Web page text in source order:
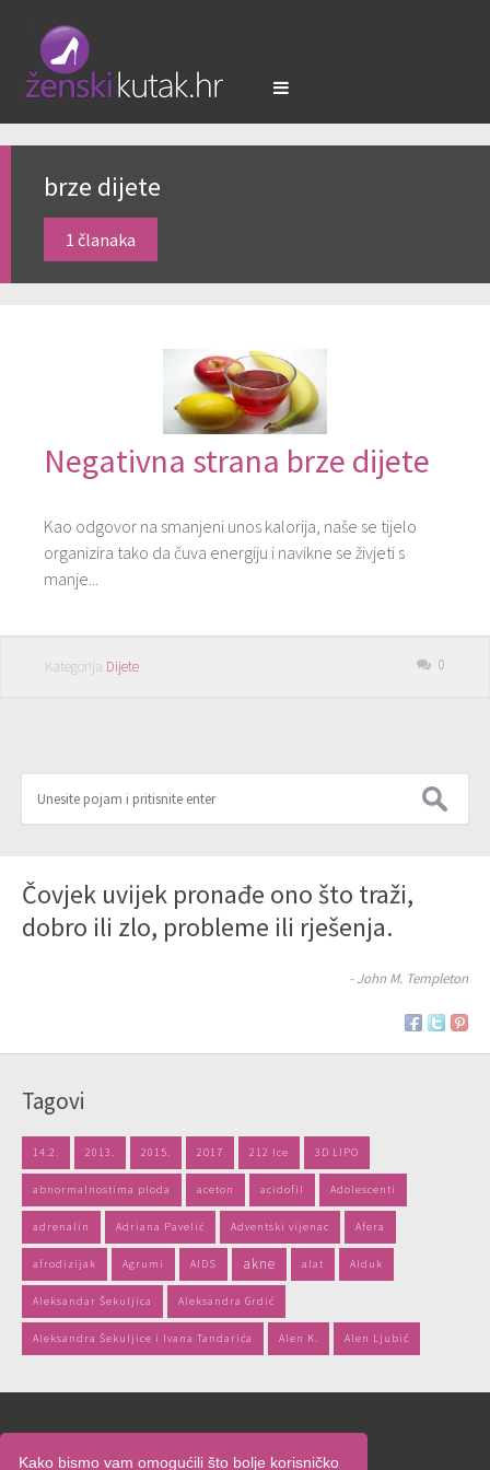
Kako bismo vam omogućili što bolje korisničko
brze dijete
1 članaka
Negativna strana brze dijete
Kao odgovor na smanjeni unos kalorija, naše se tijelo
organizira tako da čuva energiju i navikne se živjeti s
manje...
Kategorija Dijete 0
Čovjek uvijek pronađe ono što traži,
dobro ili zlo, probleme ili rješenja.
- John M. Templeton
Tagovi
14.2. 2013. 2015. 2017 212 Ice 3D LIPO
abnormalnostima ploda aceton acidofil Adolescenti
adrenalin Adriana Pavelić Adventski vijenac Afera
afrodizijak Agrumi AIDS akne alat Alduk
Aleksandar Šekuljica Aleksandra Grdić
Aleksandra Šekuljice i Ivana Tandarića Alen K. Alen Ljubić